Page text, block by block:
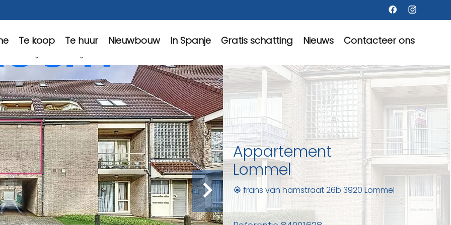
Te koop Te huur Nieuwbouw In Spanje Gratis schatting Nieuws Contacteer ons
Appartement
Lommel
frans van hamstraat 26b 3920 Lommel